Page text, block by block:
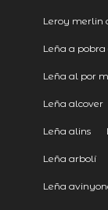
Leroy merlin
Leña a pobra
Leña al por
Leña alcover
Leña alins
Leña arbolí
Leña